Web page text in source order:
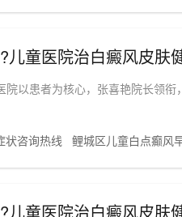
童医院治白癜风皮肤
以患者为核心，张喜艳院长领衔
状咨询热线 鲤城区儿童白点癫风
童医院治白癜风皮肤